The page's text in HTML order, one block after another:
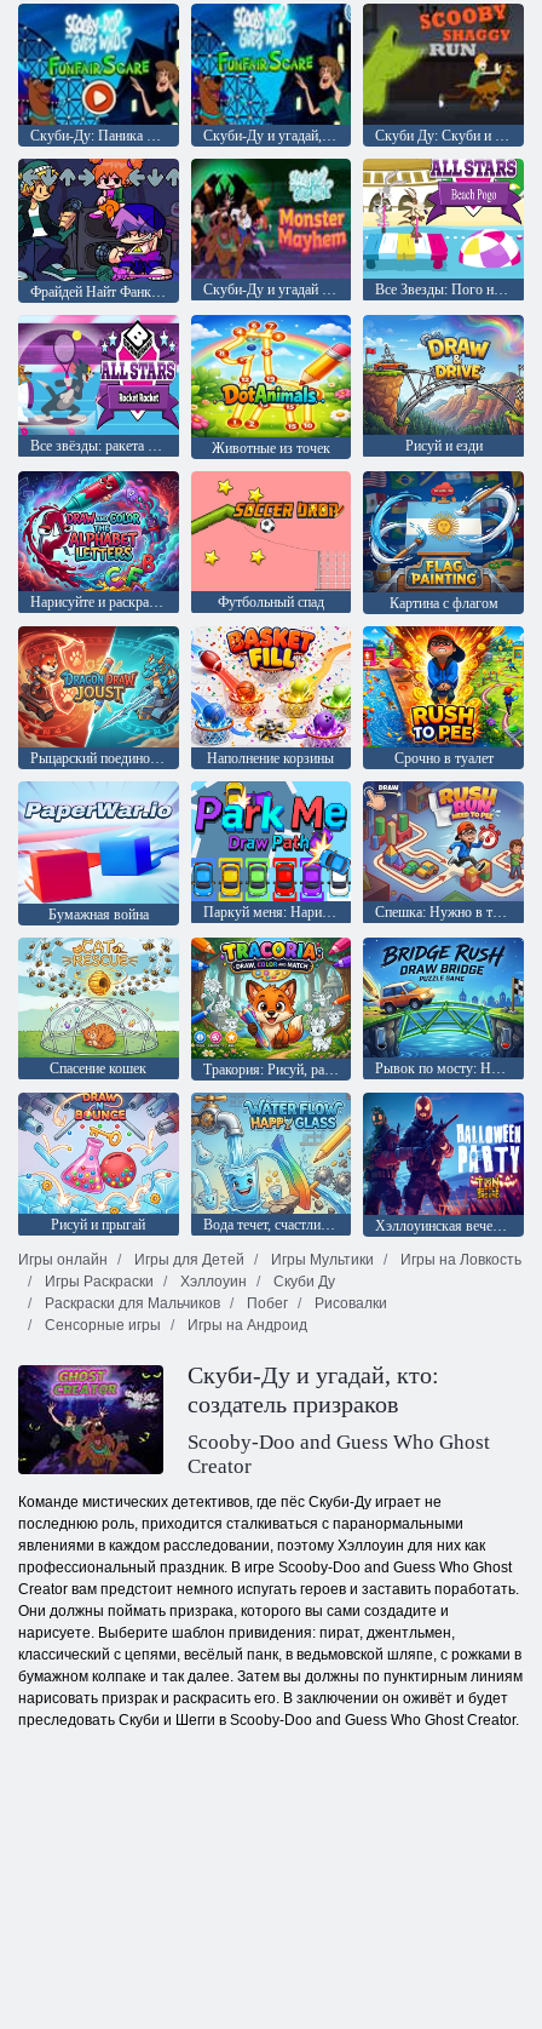
Скуби-Ду: Паника на ярмарке Скуби-Ду и угадай, кто напугал ярмарку развлечений Скуби Ду: Скуби и Шегги бегите
Скуби-Ду и угадай кто? Монстрический беспредел Все Звезды: Пого на пляже
Все звёзды: ракета ракетка Животные из точек Рисуй и езди
Нарисуйте и раскрасьте буквы алфавита. Футбольный спад Картина с флагом
Рыцарский поединок с драконом Наполнение корзины Срочно в туалет
Бумажная война Паркуй меня: Нарисовать контур Спешка: Нужно в туалет
Спасение кошек Тракория: Рисуй, раскрашивай и подбирай Рывок по мосту: Нарисуй мост
Рисуй и прыгай Вода течет, счастливый стакан
Хэллоуинская вечеринка на поле боя
Игры онлайн
Игры для Детей Игры Мультики
Игры на Ловкость
Игры Раскраски
Хэллоуин
Скуби Ду
Раскраски для Мальчиков
Побег
Рисовалки
Сенсорные игры
Игры на Андроид
Скуби-Ду и угадай, кто:
создатель призраков
Scooby-Doo and Guess Who Ghost
Creator
Команде мистических детективов, где пёс Скуби-Ду играет не
последнюю роль, приходится сталкиваться с паранормальными
явлениями в каждом расследовании, поэтому Хэллоуин для них как
профессиональный праздник. В игре Scooby-Doo and Guess Who Ghost
Creator вам предстоит немного испугать героев и заставить поработать.
Они должны поймать призрака, которого вы сами создадите и
нарисуете. Выберите шаблон привидения: пират, джентльмен,
классический с цепями, весёлый панк, в ведьмовской шляпе, с рожками в
бумажном колпаке и так далее. Затем вы должны по пунктирным линиям
нарисовать призрак и раскрасить его. В заключении он оживёт и будет
преследовать Скуби и Шегги в Scooby-Doo and Guess Who Ghost Creator.